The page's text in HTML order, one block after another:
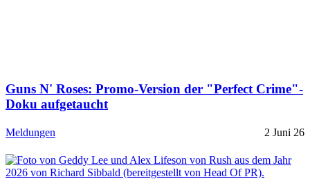
Guns N' Roses: Promo-Version der "Perfect Crime"-
Doku aufgetaucht
Meldungen 2 Juni 26